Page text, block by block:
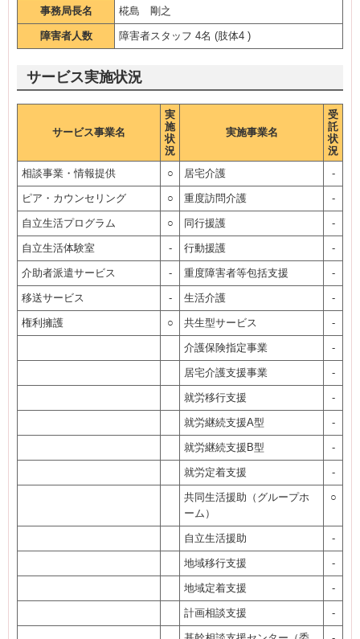
事務局長名
椛島 剛之
障害者人数 障害者スタッフ 4名 (肢体4 )
サービス実施状況
サービス事業名
実
施
状
況
実施事業名
受
託
状
況
相談事業・情報提供
○ 居宅介護 -
ピア・カウンセリング ○ 重度訪問介護 -
自立生活プログラム ○ 同行援護 -
自立生活体験室 - 行動援護 -
介助者派遣サービス - 重度障害者等包括支援 -
移送サービス - 生活介護 -
権利擁護 ○ 共生型サービス -
介護保険指定事業 -
居宅介護支援事業 -
就労移行支援 -
就労継続支援A型 -
就労継続支援B型 -
就労定着支援 -
共同生活援助（グループホ
ーム）
○
自立生活援助 -
地域移行支援 -
地域定着支援 -
計画相談支援 -